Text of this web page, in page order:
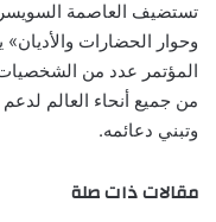
تستضيف العاصمة
المؤتمر عدد من الشخصيات
من جميع أنحاء العالم
وتبني دعائمه.
مقالات ذات صلة